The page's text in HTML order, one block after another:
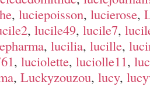
, luciepoisson, lucierose,
, lucile49, lucile7,
, lucilia, lucille,
, luciolette, luciolle11,
, Luckyzouzou, lucy,